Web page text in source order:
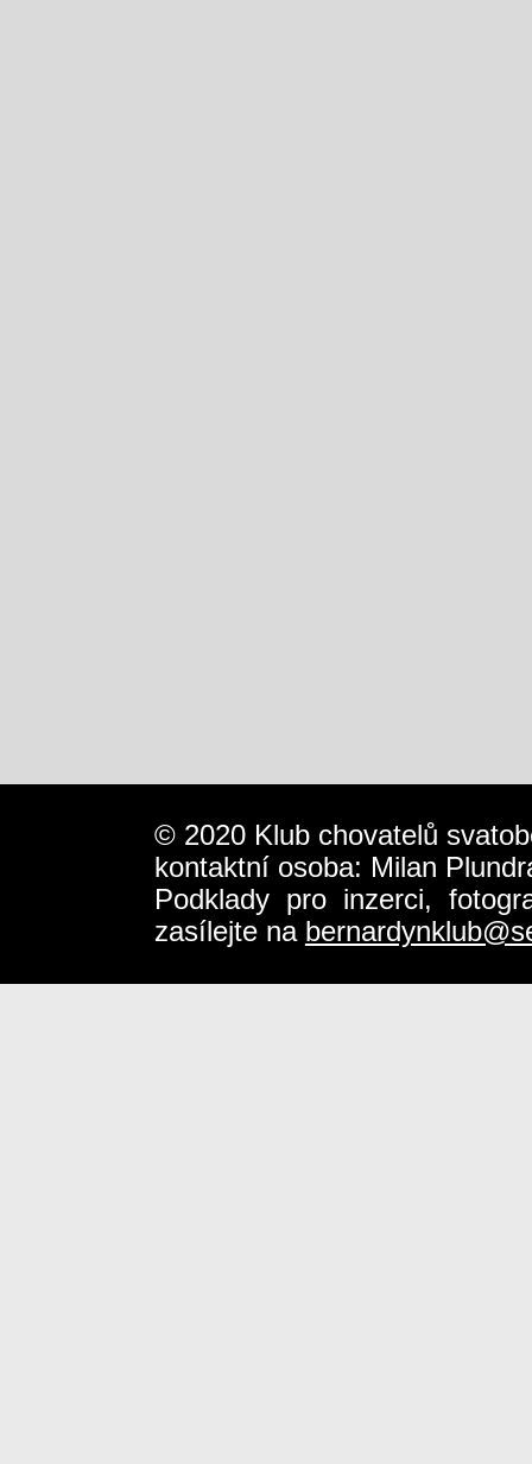
© 2020 Klub chovatelů
kontaktní osoba: Milan
Podklady pro inzerci,
zasílejte na